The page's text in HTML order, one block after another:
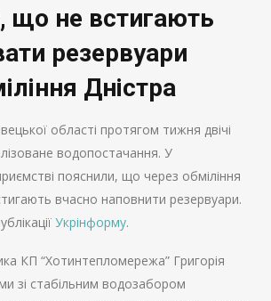
що не встигають
резервуари
Дністра
області протягом тижня двічі
водопостачання. У
пояснили, що через обміління
вчасно наповнити резервуари.
Укрінформу.
КП “Хотинтепломережа” Григорія
зі стабільним водозабором